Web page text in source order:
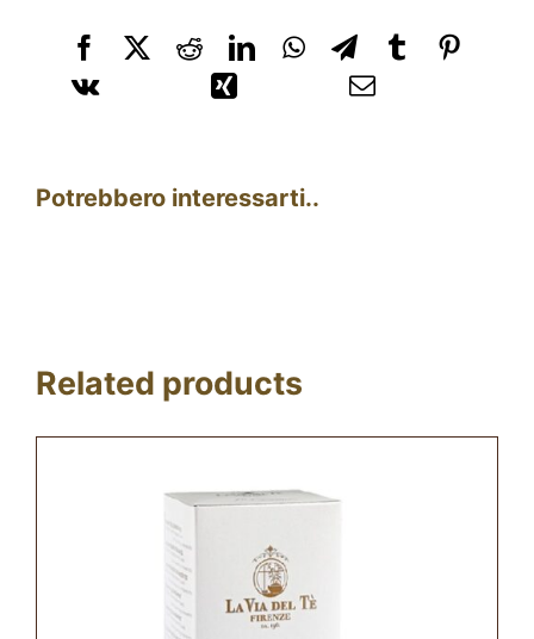
Potrebbero interessarti..
Related products